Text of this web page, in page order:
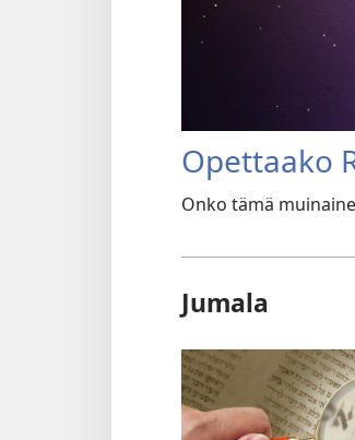
Opettaako
Onko tämä
Jumala